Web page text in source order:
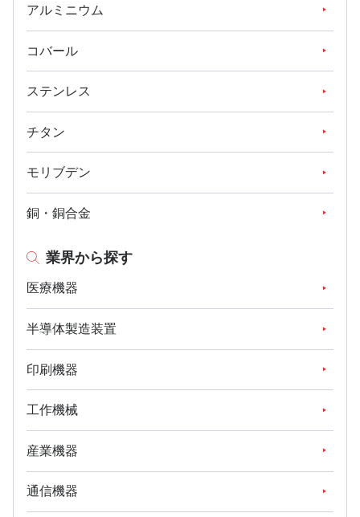
アルミニウム
コバール
ステンレス
チタン
モリブデン
銅・銅合金
業界から探す
医療機器
半導体製造装置
印刷機器
工作機械
産業機器
通信機器